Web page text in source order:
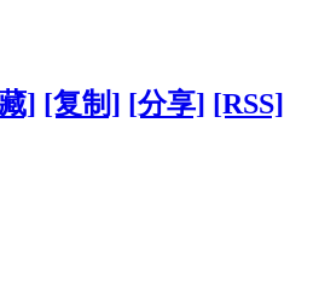
] [复制] [分享] [RSS]